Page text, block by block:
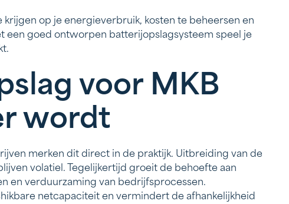
op je energieverbruik, kosten te beheersen en
goed ontworpen batterijopslagsysteem speel je
voor MKB
wordt
merken dit direct in de praktijk. Uitbreiding van de
volatiel. Tegelijkertijd groeit de behoefte aan
en verduurzaming van bedrijfsprocessen.
netcapaciteit en vermindert de afhankelijkheid